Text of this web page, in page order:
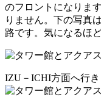
のフロントになりま
りません。下の写真
路です。気になるほ
IZU－ICHI方面へ行き